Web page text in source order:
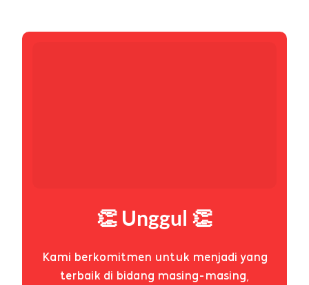
👏 Unggul 👏
Kami berkomitmen untuk menjadi yang
terbaik di bidang masing-masing,